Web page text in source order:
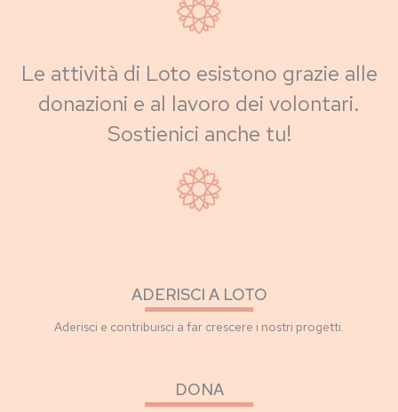
Le attività di Loto esistono grazie alle
donazioni e al lavoro dei volontari.
Sostienici anche tu!
ADERISCI A LOTO
Aderisci e contribuisci a far crescere i nostri progetti.
DONA